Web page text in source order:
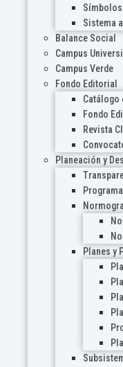
Sistema
Balance Social
Campus
Campus Verde
Fondo Editorial
Catálogo
Fondo
Revista
Planeación y
Planes y